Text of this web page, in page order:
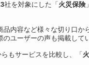
社を対象にした「火災保険
内容など様々な切り口か
ユーザーの声も掲載して
もサービスを比較し、「